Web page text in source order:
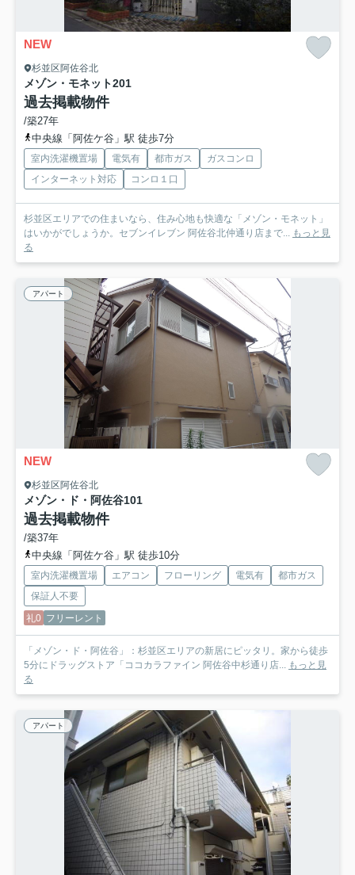
NEW
杉並区阿佐谷北
メゾン・モネット201
過去掲載物件
/築27年
中央線「阿佐ケ谷」駅 徒歩7分
室内洗濯機置場 電気有 都市ガス
ガスコンロ
インターネット対応
コンロ１口
杉並区エリアでの住まいなら、住み心地も快適な「メゾン・モネット」
はいかがでしょうか。セブンイレブン 阿佐谷北仲通り店まで... もっと見
る
アパート
NEW
杉並区阿佐谷北
メゾン・ド・阿佐谷101
過去掲載物件
/築37年
中央線「阿佐ケ谷」駅 徒歩10分
室内洗濯機置場 エアコン フローリング 電気有
都市ガス
保証人不要
礼0 フリーレント
「メゾン・ド・阿佐谷」：杉並区エリアの新居にピッタリ。家から徒歩
5分にドラッグストア「ココカラファイン 阿佐谷中杉通り店... もっと見
る
アパート